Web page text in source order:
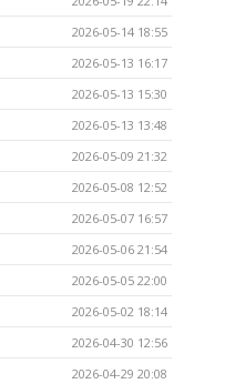
2026-05-14 18:55
2026-05-13 16:17
2026-05-13 15:30
2026-05-13 13:48
2026-05-09 21:32
2026-05-08 12:52
2026-05-07 16:57
2026-05-06 21:54
2026-05-05 22:00
2026-05-02 18:14
2026-04-30 12:56
2026-04-29 20:08